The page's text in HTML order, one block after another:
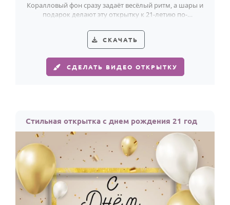
Коралловый фон сразу задаёт весёлый ритм, а шары и
подарок делают эту открытку к 21-летию по-
СКАЧАТЬ
СДЕЛАТЬ ВИДЕО ОТКРЫТКУ
Стильная открытка с днем рождения 21 год